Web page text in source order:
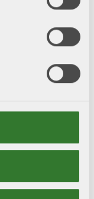
landets
stärker Sveriges